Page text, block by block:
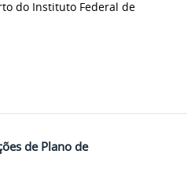
do Instituto Federal de
de Plano de